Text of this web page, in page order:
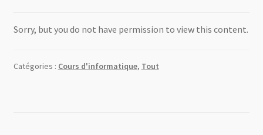
Sorry, but you do not have permission to view this content.
Catégories : Cours d'informatique, Tout